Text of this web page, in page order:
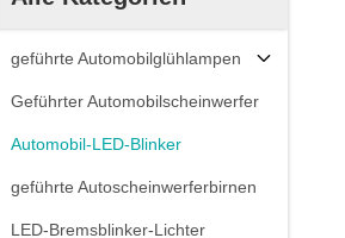
geführte Automobilglühlampen
Geführter Automobilscheinwerfer
Automobil-LED-Blinker
geführte Autoscheinwerferbirnen
LED-Bremsblinker-Lichter